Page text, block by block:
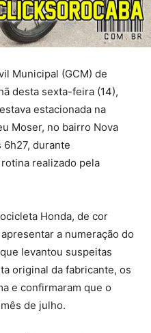
Municipal (GCM) de
desta sexta-feira (14),
estacionada na
Moser, no bairro Nova
6h27, durante
realizado pela
Honda, de cor
a numeração do
levantou suspeitas
original da fabricante, os
e confirmaram que o
de julho.